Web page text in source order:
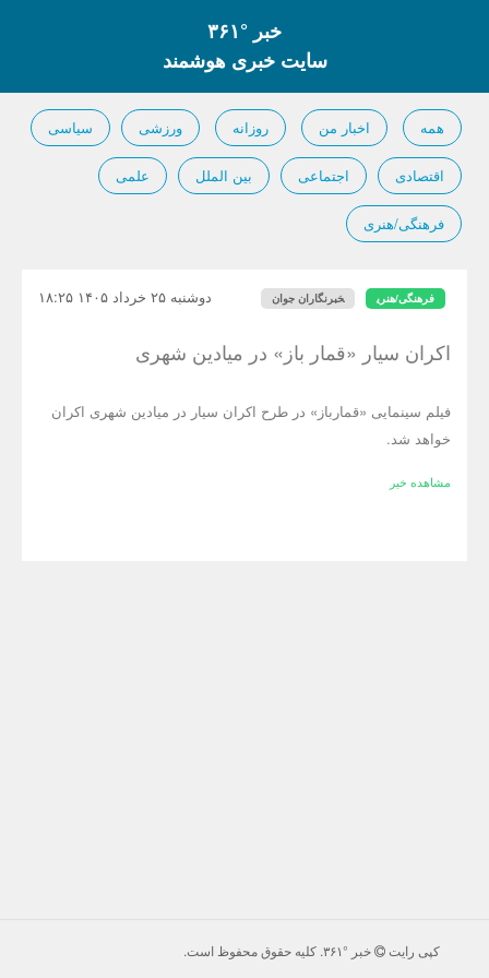
خبر °۳۶۱
سایت خبری هوشمند
همه اخبار من روزانه ورزشی سیاسی
اقتصادی اجتماعی بین الملل علمی
فرهنگی/هنری
دوشنبه ۲۵ خرداد ۱۴۰۵ ۱۸:۲۵ فرهنگی/هنری خبرنگاران جوان
اکران سیار «قمار باز» در میادین شهری
فیلم سینمایی «قمارباز» در طرح اکران سیار در میادین شهری اکران
خواهد شد.
مشاهده خبر
کپی رایت خبر °۳۶۱ . كليه حقوق محفوظ است.